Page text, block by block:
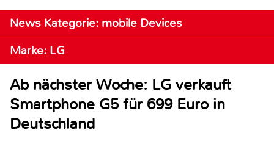
News Kategorie: mobile Devices
Marke: LG
Ab nächster Woche: LG verkauft
Smartphone G5 für 699 Euro in
Deutschland